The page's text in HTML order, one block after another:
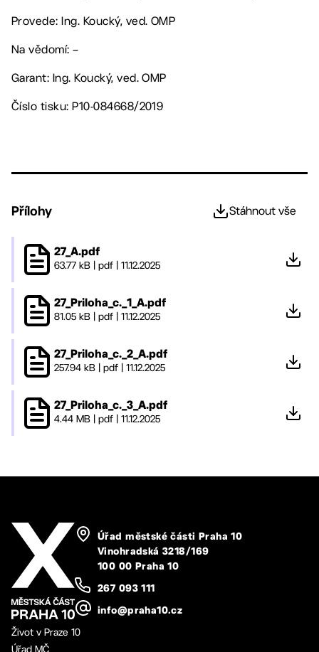
Provede: Ing. Koucký, ved. OMP
Na vědomí: –
Garant: Ing. Koucký, ved. OMP
Číslo tisku: P10-084668/2019
Přílohy Stáhnout vše
27_A.pdf
63.77 kB pdf 11.12.2025
27_Priloha_c._1_A.pdf
81.05 kB pdf 11.12.2025
27_Priloha_c._2_A.pdf
257.94 kB pdf 11.12.2025
27_Priloha_c._3_A.pdf
4.44 MB pdf 11.12.2025
Úřad městské části Praha 10
Vinohradská 3218/169
100 00 Praha 10
267 093 111
info@praha10.cz
Život v Praze 10
Úřad MČ